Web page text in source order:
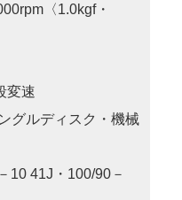
〈1.0kgf・
変速
グルディスク・機械
10 41J・100/90－